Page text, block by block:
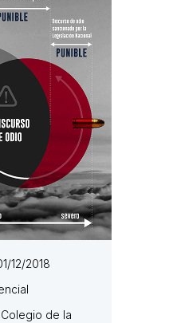
12/2018
de la